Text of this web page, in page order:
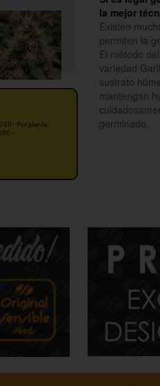
- Por planta
-
la mejor
Existen
permiten la
El método
variedad
sustrato
mantengan
germinado.